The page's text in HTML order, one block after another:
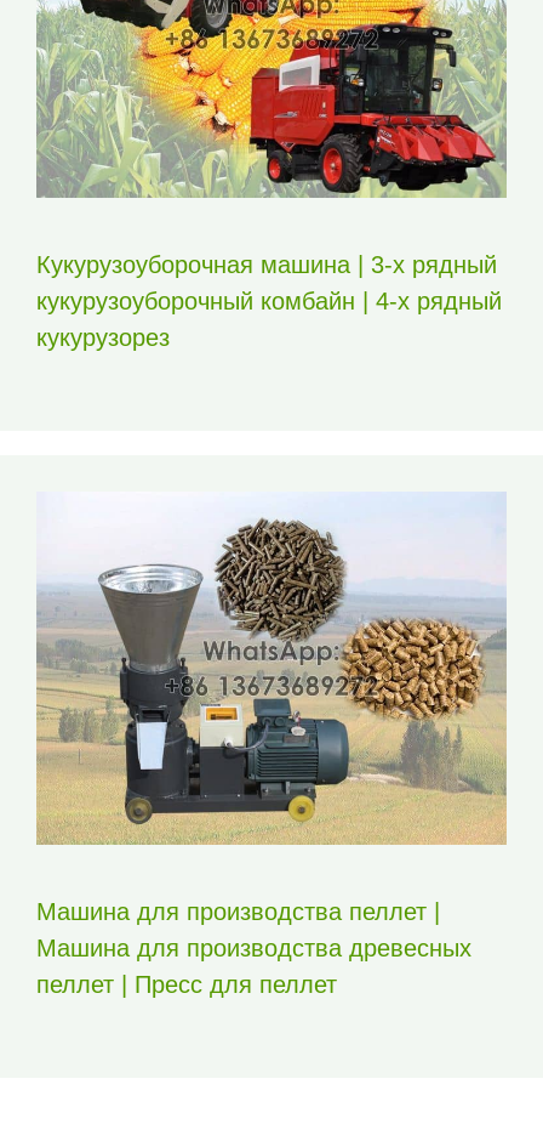
Кукурузоуборочная машина | 3-х рядный
кукурузоуборочный комбайн | 4-х рядный
кукурузорез
Машина для производства пеллет |
Машина для производства древесных
пеллет | Пресс для пеллет